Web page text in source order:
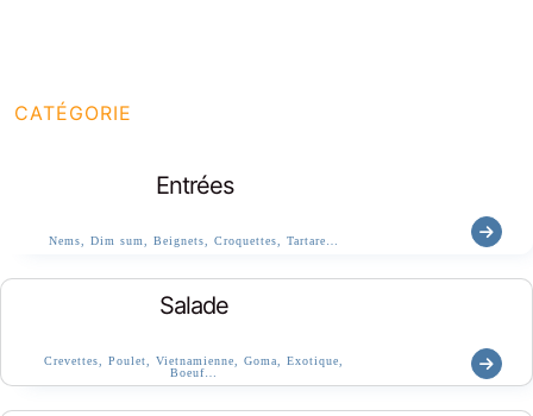
CATÉGORIE
Entrées
Nems, Dim sum, Beignets, Croquettes, Tartare…
Salade
Crevettes, Poulet, Vietnamienne, Goma, Exotique,
Boeuf…